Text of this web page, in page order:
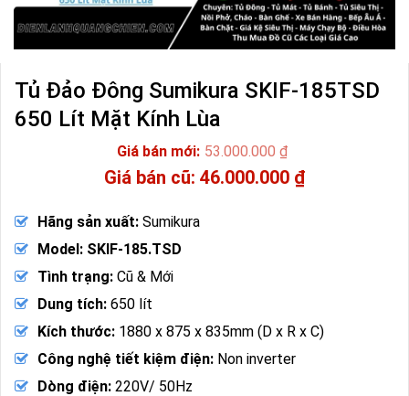
Tủ Đảo Đông Sumikura SKIF-185TSD
650 Lít Mặt Kính Lùa
53.000.000₫
Giá
46.000.000 ₫
Hãng sản xuất: Sumikura
Model: SKIF-185.TSD
Tình trạng: Cũ & Mới
Dung tích: 650 lít
Kích thước: 1880 x 875 x 835mm (D x R x C)
Công nghệ tiết kiệm điện: Non inverter
Dòng điện: 220V/ 50Hz